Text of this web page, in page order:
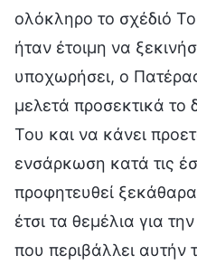
ολόκληρο το σχέδιό
ήταν έτοιμη να
υποχωρήσει, ο
μελετά προσεκτικά το
Του και να κάνει
ενσάρκωση κατά τις
προφητευθεί
έτσι τα θεμέλια για
που περιβάλλει αυτήν